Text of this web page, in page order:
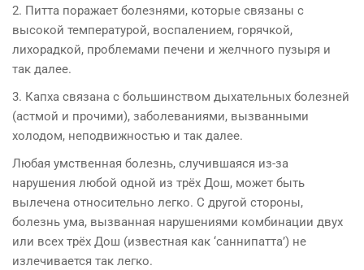
2. Питта поражает болезнями, которые связаны с
высокой температурой, воспалением, горячкой,
лихорадкой, проблемами печени и желчного пузыря и
так далее.
3. Капха связана с большинством дыхательных болезней
(астмой и прочими), заболеваниями, вызванными
холодом, неподвижностью и так далее.
Любая умственная болезнь, случившаяся из-за
нарушения любой одной из трёх Дош, может быть
вылечена относительно легко. С другой стороны,
болезнь ума, вызванная нарушениями комбинации двух
или всех трёх Дош (известная как ‘саннипатта’) не
излечивается так легко.